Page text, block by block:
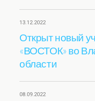
13.12.2022
Открыт новый
«ВОСТОК» во
области
08.09.2022